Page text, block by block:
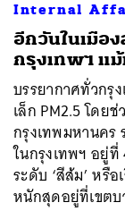
Internal
อีกวันในเมือ
กรุงเทพฯ แ
บรรยากาศทั่วกรุ
เล็ก PM2.5 โด
กรุงเทพมหานคร
ในกรุงเทพฯ อยู่
ระดับ ‘สีส้ม’ หรื
หนักสุดอยู่ที่เขตบ